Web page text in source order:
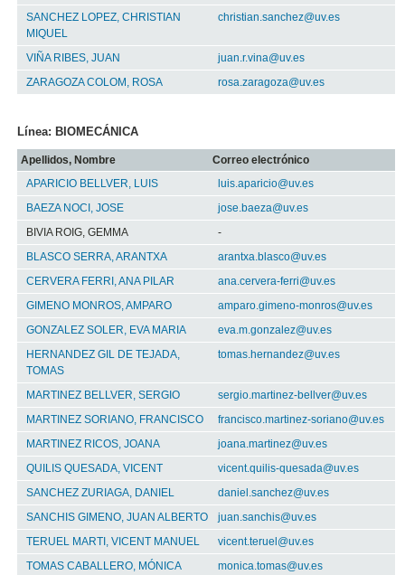
SANCHEZ LOPEZ, CHRISTIAN
MIQUEL
christian.sanchez@uv.es
VIÑA RIBES, JUAN
juan.r.vina@uv.es
ZARAGOZA COLOM, ROSA
rosa.zaragoza@uv.es
Línea: BIOMECÁNICA
Apellidos, Nombre
Correo electrónico
APARICIO BELLVER, LUIS
luis.aparicio@uv.es
BAEZA NOCI, JOSE
jose.baeza@uv.es
BIVIA ROIG, GEMMA
-
BLASCO SERRA, ARANTXA
arantxa.blasco@uv.es
CERVERA FERRI, ANA PILAR
ana.cervera-ferri@uv.es
GIMENO MONROS, AMPARO
amparo.gimeno-monros@uv.es
GONZALEZ SOLER, EVA MARIA
eva.m.gonzalez@uv.es
HERNANDEZ GIL DE TEJADA,
TOMAS
tomas.hernandez@uv.es
MARTINEZ BELLVER, SERGIO
sergio.martinez-bellver@uv.es
MARTINEZ SORIANO, FRANCISCO
francisco.martinez-soriano@uv.es
MARTINEZ RICOS, JOANA
joana.martinez@uv.es
QUILIS QUESADA, VICENT
vicent.quilis-quesada@uv.es
SANCHEZ ZURIAGA, DANIEL
daniel.sanchez@uv.es
SANCHIS GIMENO, JUAN ALBERTO
juan.sanchis@uv.es
TERUEL MARTI, VICENT MANUEL
vicent.teruel@uv.es
TOMAS CABALLERO, MÓNICA
monica.tomas@uv.es